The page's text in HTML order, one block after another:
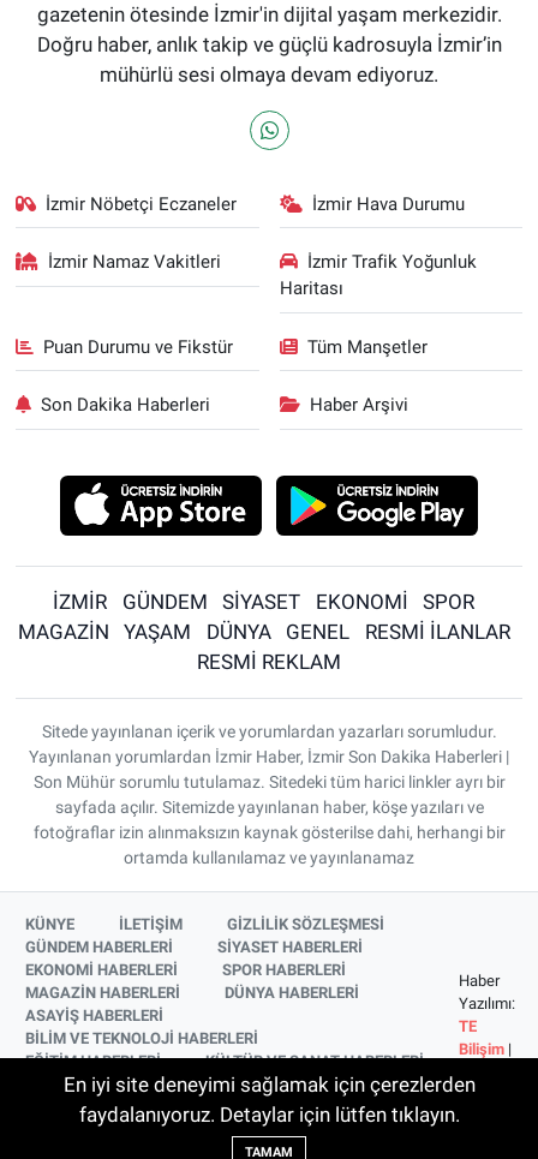
gazetenin ötesinde İzmir'in dijital yaşam merkezidir.
Doğru haber, anlık takip ve güçlü kadrosuyla İzmir’in
mühürlü sesi olmaya devam ediyoruz.
İzmir Nöbetçi Eczaneler İzmir Hava Durumu
İzmir Namaz Vakitleri
İzmir Trafik Yoğunluk
Haritası
Puan Durumu ve Fikstür Tüm Manşetler
Son Dakika Haberleri Haber Arşivi
İZMİR GÜNDEM SİYASET EKONOMİ
SPOR
MAGAZİN
YAŞAM DÜNYA GENEL
RESMİ İLANLAR
RESMİ REKLAM
Sitede yayınlanan içerik ve yorumlardan yazarları sorumludur.
Yayınlanan yorumlardan İzmir Haber, İzmir Son Dakika Haberleri |
Son Mühür sorumlu tutulamaz. Sitedeki tüm harici linkler ayrı bir
sayfada açılır. Sitemizde yayınlanan haber, köşe yazıları ve
fotoğraflar izin alınmaksızın kaynak gösterilse dahi, herhangi bir
ortamda kullanılamaz ve yayınlanamaz
KÜNYE İLETİŞİM
GİZLİLİK SÖZLEŞMESİ
GÜNDEM HABERLERİ
SİYASET HABERLERİ
EKONOMİ HABERLERİ
SPOR HABERLERİ
MAGAZİN HABERLERİ
DÜNYA HABERLERİ
ASAYİŞ HABERLERİ
BİLİM VE TEKNOLOJİ HABERLERİ
EĞİTİM HABERLERİ
KÜLTÜR VE SANAT HABERLERİ
SAĞLIK HABERLERİ
YAŞAM HABERLERİ
YEREL HABERLER
İZMİR HABERLERİ
SİNEMA VE TELEVİZYON HABERLERİ
Haber
Yazılımı:
TE
Bilişim |
© 2026
En iyi site deneyimi sağlamak için çerezlerden
faydalanıyoruz. Detaylar için lütfen tıklayın.
TAMAM